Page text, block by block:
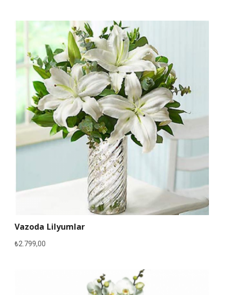
Vazoda Lilyumlar
₺2.799,00